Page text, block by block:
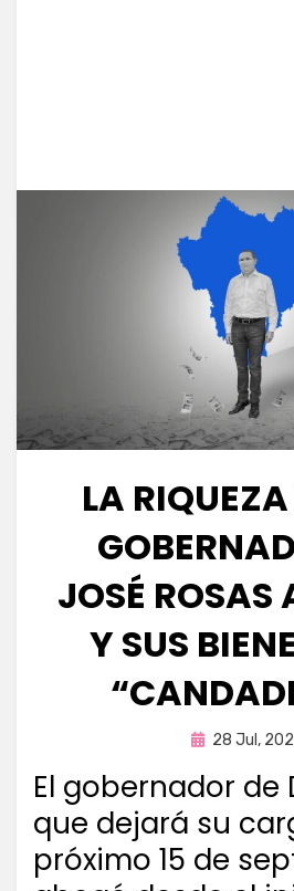
LA
JOSÉ ROSAS
Y SUS
porEnrique
Publicada
28 Jul,
El gobernador de
que dejará su
próximo 15 de